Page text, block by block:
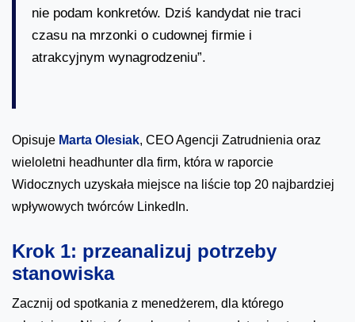
nie podam konkretów. Dziś kandydat nie traci
czasu na mrzonki o cudownej firmie i
atrakcyjnym wynagrodzeniu”.
Opisuje Marta Olesiak, CEO Agencji Zatrudnienia oraz
wieloletni headhunter dla firm, która w raporcie
Widocznych uzyskała miejsce na liście top 20 najbardziej
wpływowych twórców LinkedIn.
Krok 1: przeanalizuj potrzeby
stanowiska
Zacznij od spotkania z menedżerem, dla którego